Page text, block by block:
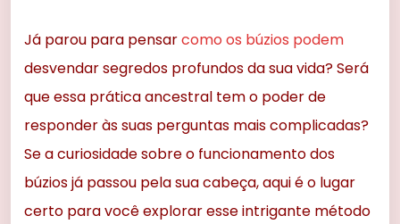
Já parou para pensarcomo os búzios podem
desvendar segredos profundos da sua vida? Será
que essa prática ancestral tem o poder de
responder às suas perguntas mais complicadas?
Se a curiosidade sobre o funcionamento dos
búzios já passou pela sua cabeça, aqui é o lugar
certo para você explorar esse intrigante método